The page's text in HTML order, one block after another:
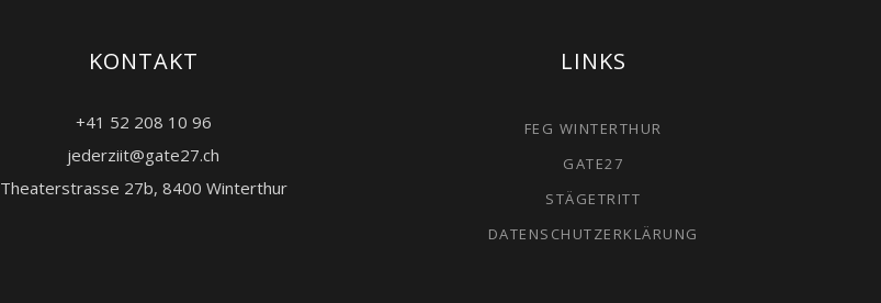
KONTAKT
+41 52 208 10 96
jederziit@gate27.ch
Theaterstrasse 27b, 8400 Winterthur
LINKS
FEG WINTERTHUR
GATE27
STÄGETRITT
DATENSCHUTZERKLÄRUNG